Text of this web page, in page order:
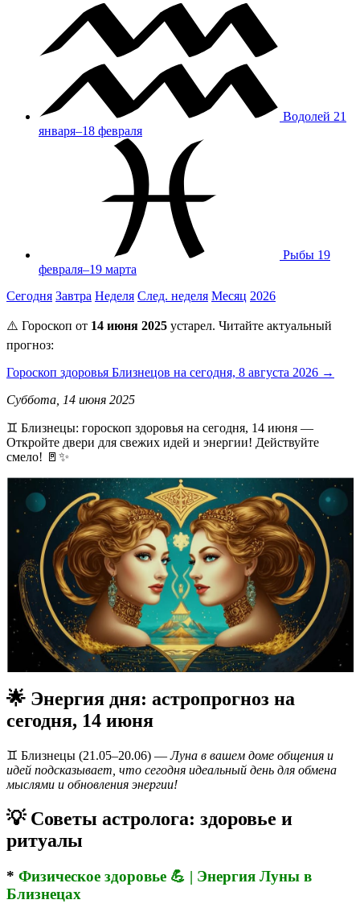
Водолей 21
января–18 февраля
Рыбы 19
февраля–19 марта
Сегодня Завтра Неделя След. неделя Месяц 2026
⚠️ Гороскоп от 14 июня 2025 устарел. Читайте актуальный
прогноз:
Гороскоп здоровья Близнецов на сегодня, 8 августа 2026 →
Суббота, 14 июня 2025
♊️ Близнецы: гороскоп здоровья на сегодня, 14 июня —
Откройте двери для свежих идей и энергии! Действуйте
смело! 🚪✨
🌟 Энергия дня: астропрогноз на
сегодня, 14 июня
♊️ Близнецы (21.05–20.06) —Луна в вашем доме общения и
идей подсказывает, что сегодня идеальный день для обмена
мыслями и обновления энергии!
💡 Советы астролога: здоровье и
ритуалы
* Физическое здоровье 💪 | Энергия Луны в
Близнецах